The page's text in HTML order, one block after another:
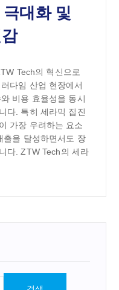
대화 및
Tech의 혁신으로
다임 산업 현장에서
비용 효율성을 동시
다. 특히 세라믹 집진
가장 우려하는 요소
출을 달성하면서도 장
다. ZTW Tech의 세라